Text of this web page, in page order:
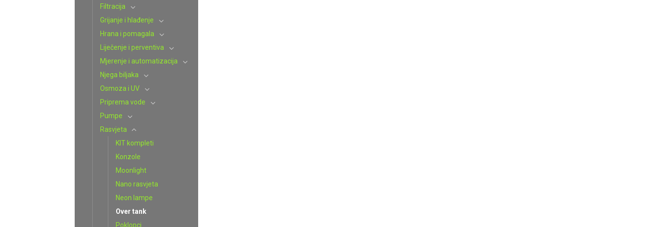
Filtracija
Grijanje i hlađenje
Hrana i pomagala
Liječenje i perventiva
Mjerenje i automatizacija
Njega biljaka
Osmoza i UV
Priprema vode
Pumpe
Rasvjeta
KIT kompleti
Konzole
Moonlight
Nano rasvjeta
Neon lampe
Over tank
Poklopci